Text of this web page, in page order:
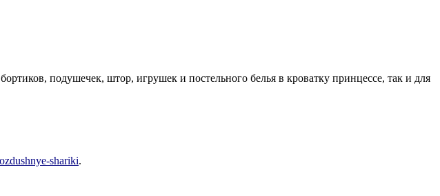
подушечек, штор, игрушек и постельного белья в кроватку принцессе, так и для
shariki.